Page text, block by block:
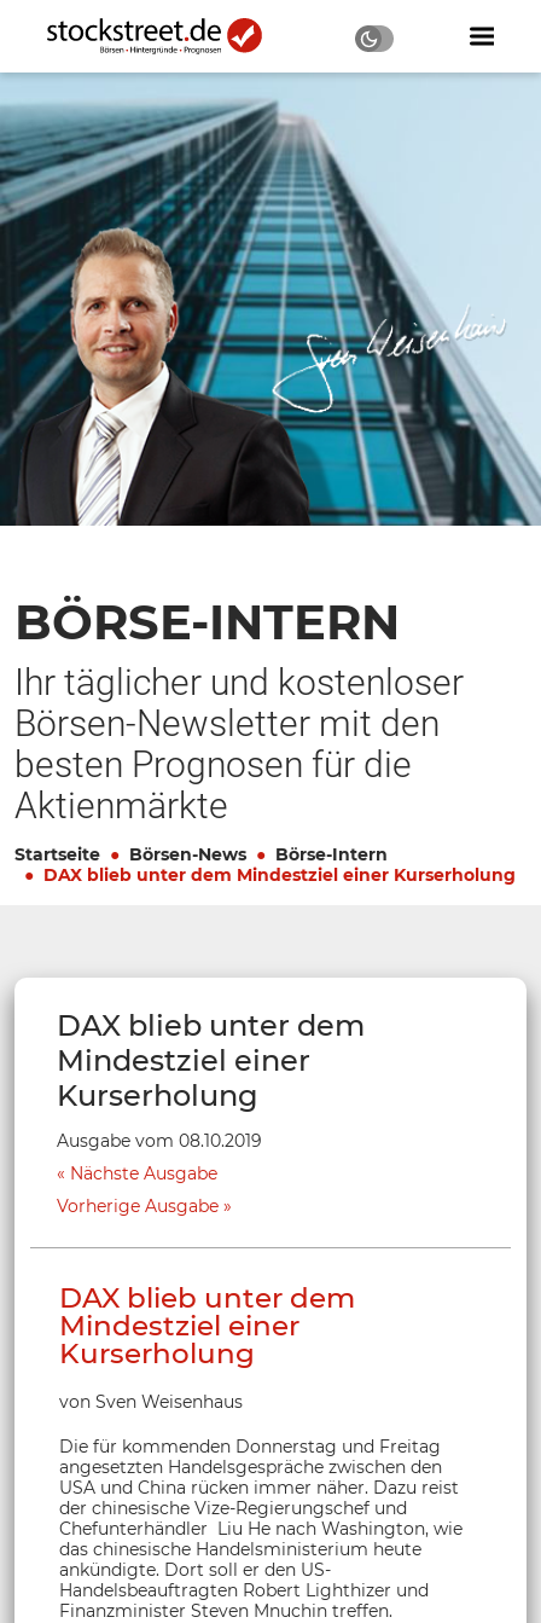
BÖRSE-INTERN
Ihr täglicher und kostenloser
Börsen-Newsletter mit den
besten Prognosen für die
Aktienmärkte
Startseite Börsen-News
Börse-Intern
DAX blieb unter dem Mindestziel einer Kurserholung
DAX blieb unter dem
Mindestziel einer
Kurserholung
Ausgabe vom 08.10.2019
Nächste Ausgabe
Vorherige Ausgabe
DAX blieb unter dem
Mindestziel einer
Kurserholung
von Sven Weisenhaus
Die für kommenden Donnerstag und Freitag
angesetzten Handelsgespräche zwischen den
USA und China rücken immer näher. Dazu reist
der chinesische Vize-Regierungschef und
Chefunterhändler Liu He nach Washington, wie
das chinesische Handelsministerium heute
ankündigte. Dort soll er den US-
Handelsbeauftragten Robert Lighthizer und
Finanzminister Steven Mnuchin treffen.